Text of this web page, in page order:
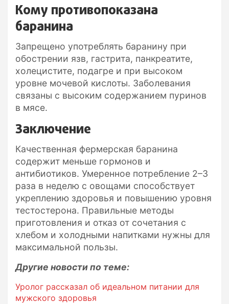
Кому противопоказана
баранина
Запрещено употреблять баранину при
обострении язв, гастрита, панкреатите,
холецистите, подагре и при высоком
уровне мочевой кислоты. Заболевания
связаны с высоким содержанием пуринов
в мясе.
Заключение
Качественная фермерская баранина
содержит меньше гормонов и
антибиотиков. Умеренное потребление 2–3
раза в неделю с овощами способствует
укреплению здоровья и повышению уровня
тестостерона. Правильные методы
приготовления и отказ от сочетания с
хлебом и холодными напитками нужны для
максимальной пользы.
Другие новости по теме:
Уролог рассказал об идеальном питании для
мужского здоровья